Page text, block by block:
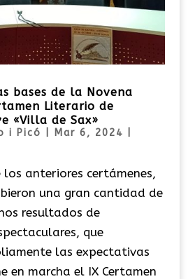
bases de la Novena
Literario de
«Villa de Sax»
i Picó Mar 6, 2024
anteriores certámenes,
una gran cantidad de
resultados de
que
las expectativas
en marcha el IX Certamen